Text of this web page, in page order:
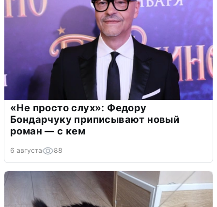
«Не просто слух»: Федору
Бондарчуку приписывают новый
роман — с кем
6 августа 88